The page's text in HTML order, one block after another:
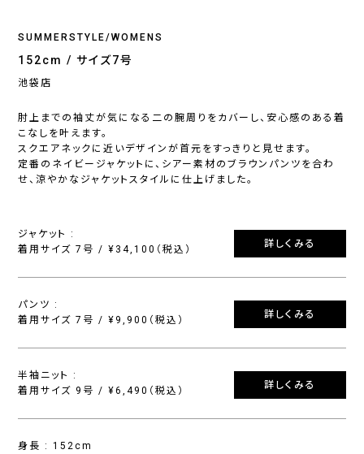
SUMMERSTYLE/WOMENS
152cm / サイズ7号
池袋店
肘上までの袖丈が気になる二の腕周りをカバーし、安心感のある着
こなしを叶えます。
スクエアネックに近いデザインが首元をすっきりと見せます。
定番のネイビージャケットに、シアー素材のブラウンパンツを合わ
せ、涼やかなジャケットスタイルに仕上げました。
ジャケット :
着用サイズ 7号 / ¥34,100（税込）
詳しくみる
パンツ :
着用サイズ 7号 / ¥9,900（税込）
詳しくみる
半袖ニット :
着用サイズ 9号 / ¥6,490（税込）
詳しくみる
身長 : 152cm